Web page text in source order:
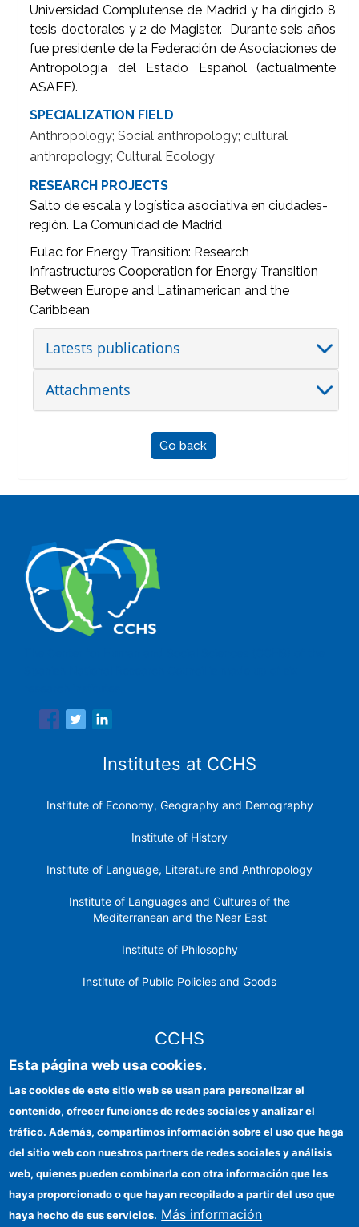
Universidad Complutense de Madrid y ha dirigido 8
tesis doctorales y 2 de Magister. Durante seis años
fue presidente de la Federación de Asociaciones de
Antropología del Estado Español (actualmente
ASAEE).
SPECIALIZATION FIELD
Anthropology; Social anthropology; cultural
anthropology; Cultural Ecology
RESEARCH PROJECTS
Salto de escala y logística asociativa en ciudades-
región. La Comunidad de Madrid
Eulac for Energy Transition: Research
Infrastructures Cooperation for Energy Transition
Between Europe and Latinamerican and the
Caribbean
Latests publications
Attachments
Go back
Institutes at CCHS
Institute of Economy, Geography and Demography
Institute of History
Institute of Language, Literature and Anthropology
Institute of Languages ​​and Cultures of the
Mediterranean and the Near East
Institute of Philosophy
Institute of Public Policies and Goods
CCHS
Institutional identity
FEDER funds
Funding entities
Esta página web usa cookies.
Las cookies de este sitio web se usan para personalizar el
contenido, ofrecer funciones de redes sociales y analizar el
tráfico. Además, compartimos información sobre el uso que haga
del sitio web con nuestros partners de redes sociales y análisis
web, quienes pueden combinarla con otra información que les
haya proporcionado o que hayan recopilado a partir del uso que
haya hecho de sus servicios. Más información